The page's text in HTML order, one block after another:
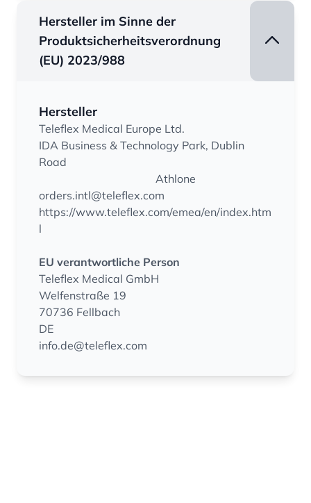
Hersteller im Sinne der
Produktsicherheitsverordnung
(EU) 2023/988
Hersteller
Teleflex Medical Europe Ltd.
IDA Business & Technology Park, Dublin
Road
Athlone
orders.intl@teleflex.com
https://www.teleflex.com/emea/en/index.htm
l
EU verantwortliche Person
Teleflex Medical GmbH
Welfenstraße 19
70736 Fellbach
DE
info.de@teleflex.com